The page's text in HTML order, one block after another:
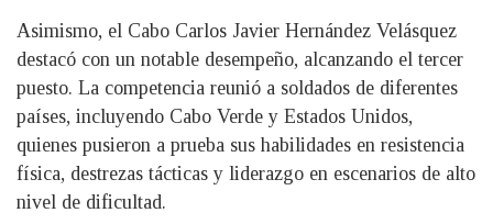
Asimismo, el Cabo Carlos Javier Hernández Velásquez
destacó con un notable desempeño, alcanzando el tercer
puesto. La competencia reunió a soldados de diferentes
países, incluyendo Cabo Verde y Estados Unidos,
quienes pusieron a prueba sus habilidades en resistencia
física, destrezas tácticas y liderazgo en escenarios de alto
nivel de dificultad.